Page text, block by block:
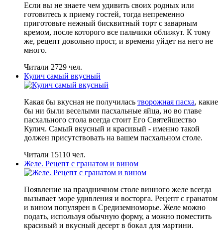
Если вы не знаете чем удивить своих родных или
готовитесь к приему гостей, тогда непременно
приготовьте нежный бисквитный торт с заварным
кремом, после которого все пальчики оближут. К тому
же, рецепт довольно прост, и времени уйдет на него не
много.
Читали 2729 чел.
Кулич самый вкусный
Какая бы вкусная не получилась творожная пасха, какие
бы ни были веселыми пасхальные яйца, но во главе
пасхального стола всегда стоит Его Святейшество
Кулич. Самый вкусный и красивый - именно такой
должен присутствовать на вашем пасхальном столе.
Читали 15110 чел.
Желе. Рецепт с гранатом и вином
Появление на праздничном столе винного желе всегда
вызывает море удивления и восторга. Рецепт с гранатом
и вином популярен в Средиземноморье. Желе можно
подать, используя обычную форму, а можно поместить
красивый и вкусный десерт в бокал для мартини.